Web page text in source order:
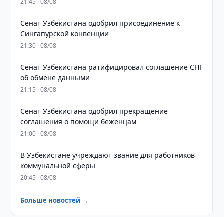
21:45 · 08/08
Сенат Узбекистана одобрил присоединение к
Сингапурской конвенции
21:30 · 08/08
Сенат Узбекистана ратифицировал соглашение СНГ
об обмене данными
21:15 · 08/08
Сенат Узбекистана одобрил прекращение
соглашения о помощи беженцам
21:00 · 08/08
В Узбекистане учреждают звание для работников
коммунальной сферы
20:45 · 08/08
Больше новостей →